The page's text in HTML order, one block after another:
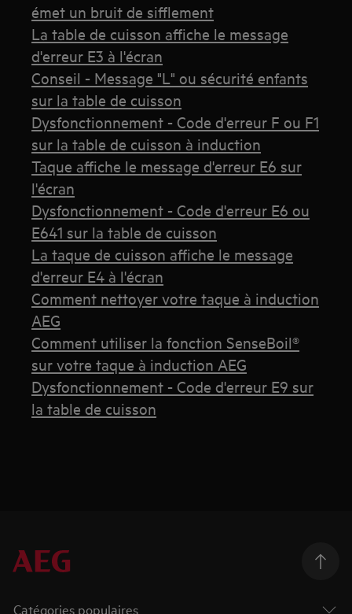
émet un bruit de sifflement
La table de cuisson affiche le message
d'erreur E3 à l'écran
Conseil - Message "L" ou sécurité enfants
sur la table de cuisson
Dysfonctionnement - Code d'erreur F ou F1
sur la table de cuisson à induction
Taque affiche le message d'erreur E6 sur
l'écran
Dysfonctionnement - Code d'erreur E6 ou
E641 sur la table de cuisson
La taque de cuisson affiche le message
d'erreur E4 à l'écran
Comment nettoyer votre taque à induction
AEG
Comment utiliser la fonction SenseBoil®
sur votre taque à induction AEG
Dysfonctionnement - Code d'erreur E9 sur
la table de cuisson
Catégories populaires